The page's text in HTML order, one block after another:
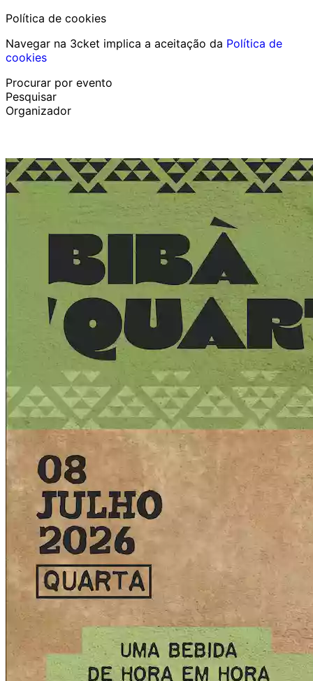
Política de cookies
Navegar na 3cket implica a aceitação da Política de
cookies
Procurar por evento
Pesquisar
Organizador
Português
Ajuda ao participantePerdi o meu bilhete
Login
Promover evento